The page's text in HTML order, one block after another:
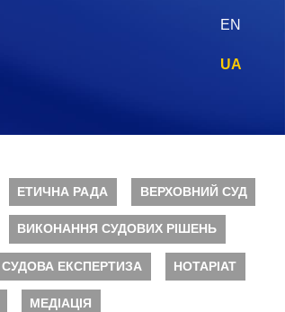
EN
UA
ЕТИЧНА РАДА ВЕРХОВНИЙ СУД
ВИКОНАННЯ СУДОВИХ РІШЕНЬ
СУДОВА ЕКСПЕРТИЗА НОТАРІАТ
МЕДІАЦІЯ